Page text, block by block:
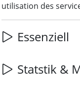
utilisation des
Essenziell
Statstik &